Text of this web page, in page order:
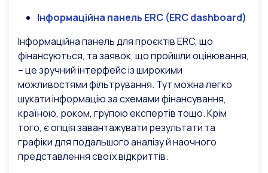
Інформаційна панель ERC (ERC dashboard)
Інформаційна панель для проєктів ERC, що
фінансуються, та заявок, що пройшли оцінювання,
– це зручний інтерфейс із широкими
можливостями фільтрування. Тут можна легко
шукати інформацію за схемами фінансування,
країною, роком, групою експертів тощо. Крім
того, є опція завантажувати результати та
графіки для подальшого аналізу й наочного
представлення своїх відкриттів.